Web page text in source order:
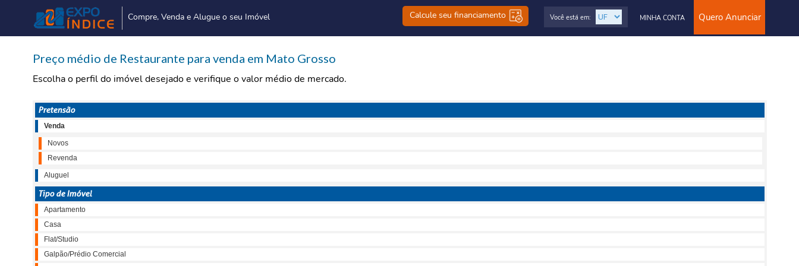
Compre, Venda e Alugue o seu Imóvel Calcule seu financiamento Quero Anunciar
MINHA CONTA
Você está em:
Preço médio de Restaurante para venda em Mato Grosso
Escolha o perfil do imóvel desejado e verifique o valor médio de mercado.
Pretensão
Venda
Novos
Revenda
Aluguel
Tipo de Imóvel
Apartamento
Casa
Flat/Studio
Galpão/Prédio Comercial